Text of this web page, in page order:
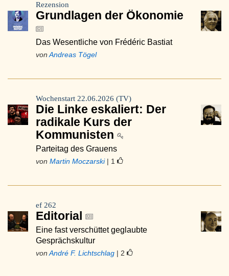
Rezension
Grundlagen der Ökonomie
Das Wesentliche von Frédéric Bastiat
von Andreas Tögel
Wochenstart 22.06.2026 (TV)
Die Linke eskaliert: Der
radikale Kurs der
Kommunisten
Parteitag des Grauens
von Martin Moczarski| 1
ef 262
Editorial
Eine fast verschüttet geglaubte
Gesprächskultur
von André F. Lichtschlag | 2